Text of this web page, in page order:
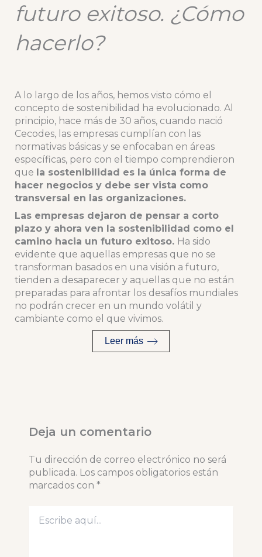
futuro exitoso. ¿Cómo
hacerlo?
A lo largo de los años, hemos visto cómo el
concepto de sostenibilidad ha evolucionado. Al
principio, hace más de 30 años, cuando nació
Cecodes, las empresas cumplían con las
normativas básicas y se enfocaban en áreas
específicas, pero con el tiempo comprendieron
que la sostenibilidad es la única forma de
hacer negocios y debe ser vista como
transversal en las organizaciones.
Las empresas dejaron de pensar a corto
plazo y ahora ven la sostenibilidad como el
camino hacia un futuro exitoso. Ha sido
evidente que aquellas empresas que no se
transforman basados en una visión a futuro,
tienden a desaparecer y aquellas que no están
preparadas para afrontar los desafíos mundiales
no podrán crecer en un mundo volátil y
cambiante como el que vivimos.
Leer más
Deja un comentario
Tu dirección de correo electrónico no será
publicada. Los campos obligatorios están
marcados con *
aquí...